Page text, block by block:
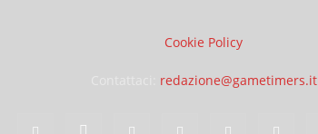
Cookie Policy
redazione@gametimers.it